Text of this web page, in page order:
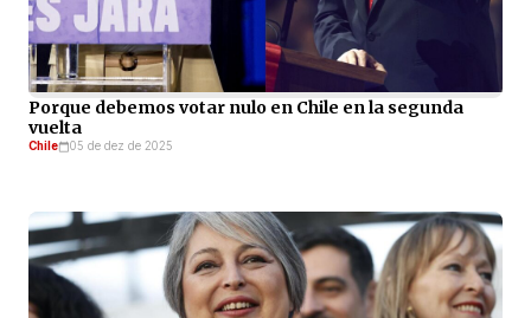
Porque debemos votar nulo en Chile en la segunda
vuelta
Chile 05 de dez de 2025